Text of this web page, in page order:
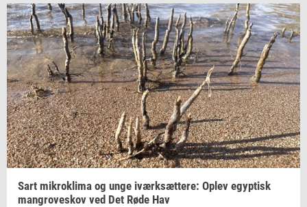
Sart mi­krokli­ma og unge iværk­sæt­te­re: Oplev egyp­tisk
man­grove­skov ved Det Røde Hav